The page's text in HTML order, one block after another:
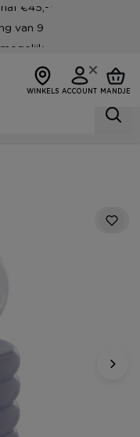
€45,-*
van 9
WINKELS ACCOUNT MANDJE